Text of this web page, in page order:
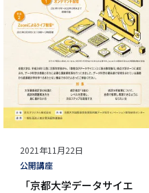
公
開
日
2021年11月22日
タ
グ
公開講座
「京都大学データサイエ